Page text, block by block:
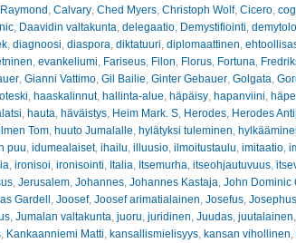
Calvary, Ched Myers, Christoph Wolf, Cicero,
, Daavidin valtakunta delegaatio, Demystifiointi
, diagnoosi diaspora diktatuuri diplomaattinen
evankeliumi Fariseus, Filon Florus, Fortuna
, Gianni Vattimo, Gil Bailie Ginter Gebauer, Golgata
haaskalinnut, hallinta-alue häpäisy, hapanviini
hauta häväistys, Heim Mark. S, Herodes, Herodes
Tom, huuto Jumalalle hylätyksi tuleminen
puu idumealaiset, ihailu illuusio, ilmoitustaulu imitaatio,
ironisoi ironisointi Italia Itsemurha itseohjautuvuus,
, Jerusalem, Johannes, Johannes Kastaja John Dominic
Gardell Joosef, Joosef arimatialainen Josefus, Josephus
, Jumalan valtakunta juoru juridinen Juudas, juutalainen
, Kankaanniemi Matti kansallismielisyys, kansan vihollinen